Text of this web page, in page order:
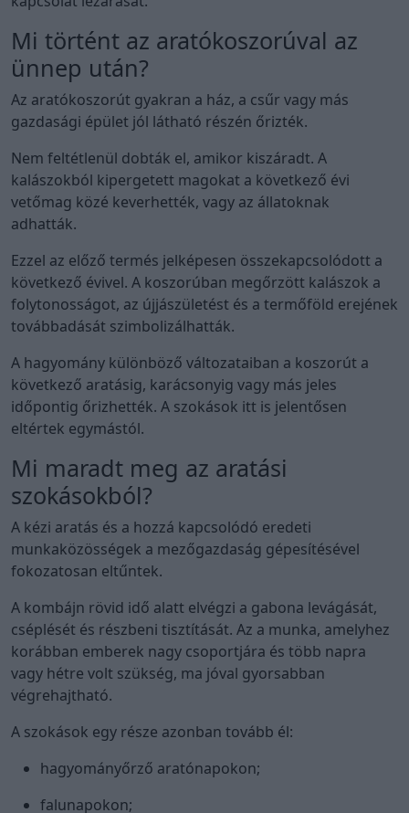
Mi történt az aratókoszorúval az
ünnep után?
Az aratókoszorút gyakran a ház, a csűr vagy más
gazdasági épület jól látható részén őrizték.
Nem feltétlenül dobták el, amikor kiszáradt. A
kalászokból kipergetett magokat a következő évi
vetőmag közé keverhették, vagy az állatoknak
adhatták.
Ezzel az előző termés jelképesen összekapcsolódott a
következő évivel. A koszorúban megőrzött kalászok a
folytonosságot, az újjászületést és a termőföld erejének
továbbadását szimbolizálhatták.
A hagyomány különböző változataiban a koszorút a
következő aratásig, karácsonyig vagy más jeles
időpontig őrizhették. A szokások itt is jelentősen
eltértek egymástól.
Mi maradt meg az aratási
szokásokból?
A kézi aratás és a hozzá kapcsolódó eredeti
munkaközösségek a mezőgazdaság gépesítésével
fokozatosan eltűntek.
A kombájn rövid idő alatt elvégzi a gabona levágását,
cséplését és részbeni tisztítását. Az a munka, amelyhez
korábban emberek nagy csoportjára és több napra
vagy hétre volt szükség, ma jóval gyorsabban
végrehajtható.
A szokások egy része azonban tovább él:
hagyományőrző aratónapokon;
falunapokon;